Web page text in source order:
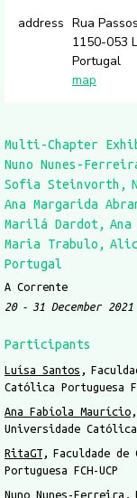
address Rua
1150-053
Portugal
map
Multi-Chapter
Nuno Nunes-
Sofia Steinvorth
Ana Margarida
Marilá Dardot
Maria Trabulo
Portugal
A Corrente
20
31 December 2021
Participants
Luísa Santos
Católica Portuguesa
Ana Fabíola Maurício
Universidade Católica
RitaGT
Faculdade de
Portuguesa FCH-UCP
Nuno Nunes-Ferreira